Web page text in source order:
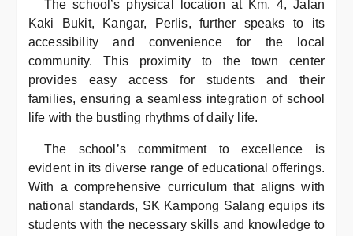
The school’s physical location at Km. 4, Jalan
Kaki Bukit, Kangar, Perlis, further speaks to its
accessibility and convenience for the local
community. This proximity to the town center
provides easy access for students and their
families, ensuring a seamless integration of school
life with the bustling rhythms of daily life.
The school’s commitment to excellence is
evident in its diverse range of educational offerings.
With a comprehensive curriculum that aligns with
national standards, SK Kampong Salang equips its
students with the necessary skills and knowledge to